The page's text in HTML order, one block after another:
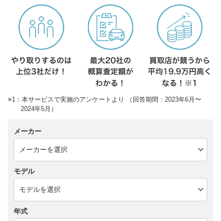
※1：本サービスで実施のアンケートより （回答期間：2023年6月〜
2024年5月）
メーカー
モデル
年式